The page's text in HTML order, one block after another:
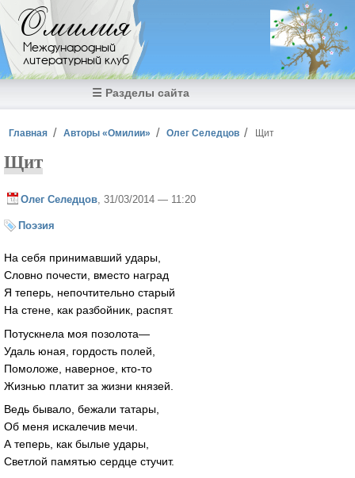
Перейти к основному содержанию
Омилия
Международный
литературный клуб
☰ Разделы сайта
Вы здесь
Главная Авторы «Омилии» Олег Селедцов Щит
Щит
Олег Селедцов , 31/03/2014 — 11:20
Поэзия
На себя принимавший удары,
Словно почести, вместо наград
Я теперь, непочтительно старый
На стене, как разбойник, распят.
Потускнела моя позолота—
Удаль юная, гордость полей,
Помоложе, наверное, кто-то
Жизнью платит за жизни князей.
Ведь бывало, бежали татары,
Об меня искалечив мечи.
А теперь, как былые удары,
Светлой памятью сердце стучит.